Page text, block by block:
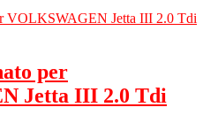
per
Jetta III 2.0 Tdi